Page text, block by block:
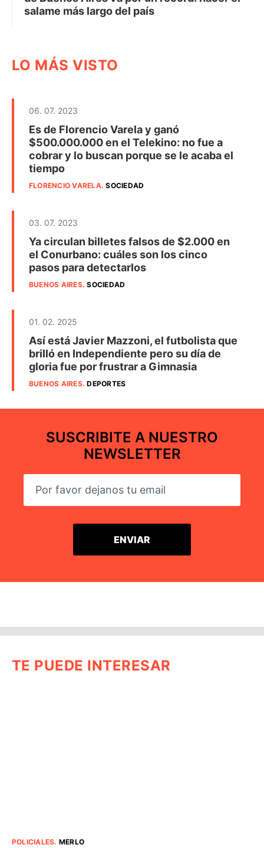
salame más largo del país
LO MÁS VISTO
06. 07. 2023
Es de Florencio Varela y ganó
$500.000.000 en el Telekino: no fue a
cobrar y lo buscan porque se le acaba el
tiempo
FLORENCIO VARELA.SOCIEDAD
03. 07. 2023
Ya circulan billetes falsos de $2.000 en
el Conurbano: cuáles son los cinco
pasos para detectarlos
BUENOS AIRES.SOCIEDAD
01. 02. 2025
Así está Javier Mazzoni, el futbolista que
brilló en Independiente pero su día de
gloria fue por frustrar a Gimnasia
BUENOS AIRES.DEPORTES
SUSCRIBITE A NUESTRO
NEWSLETTER
TE PUEDE INTERESAR
POLICIALES. MERLO